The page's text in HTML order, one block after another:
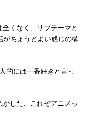
くなく、サブテーマと
がちょうどよい感じの構
的には一番好きと言っ
した、これぞアニメっ